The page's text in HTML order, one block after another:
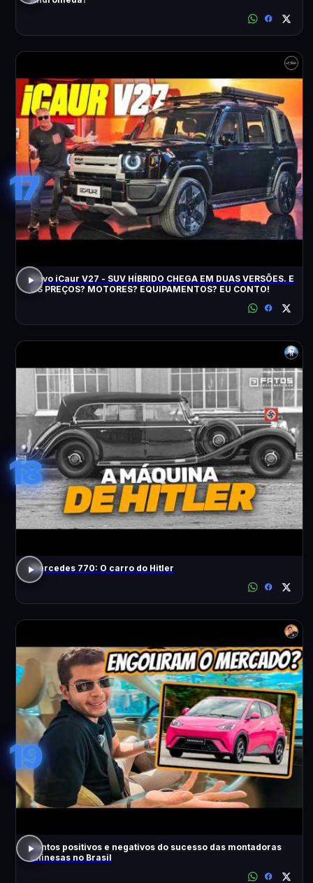
17
Novo iCaur V27 - SUV HÍBRIDO CHEGA EM DUAS VERSÕES. E
OS PREÇOS? MOTORES? EQUIPAMENTOS? EU CONTO!
18
Mercedes 770: O carro do Hitler
19
Pontos positivos e negativos do sucesso das montadoras
chinesas no Brasil